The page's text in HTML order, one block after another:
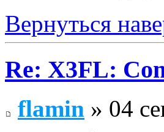
Вернуться
Re: X3FL:
flamin » 04